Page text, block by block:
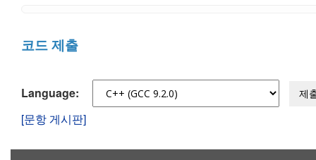
코드 제출
Language: 제
[문항 게시판]